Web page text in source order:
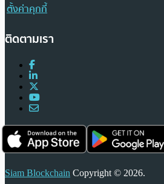
ตั้งค่าคุกกี้
ติดตามเรา
Siam Blockchain Copyright © 2026.